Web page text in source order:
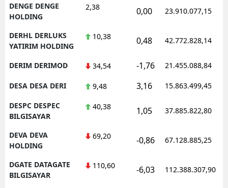
DENGE DENGE
HOLDING
2,38 0,00 23.910.077,15
DERHL DERLUKS
YATIRIM HOLDING
10,38 0,48 42.772.828,14
DERIM DERIMOD 34,54 -1,76 21.455.088,84
DESA DESA DERI 9,48 3,16 15.863.499,45
DESPC DESPEC
BILGISAYAR
40,38 1,05 37.885.822,80
DEVA DEVA
HOLDING
69,20 -0,86 67.128.885,25
DGATE DATAGATE
BILGISAYAR
110,60 -6,03 112.388.307,90